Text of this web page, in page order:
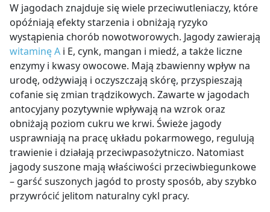
W jagodach znajduje się wiele przeciwutleniaczy, które
opóźniają efekty starzenia i obniżają ryzyko
wystąpienia chorób nowotworowych. Jagody zawierają
witaminę A i E, cynk, mangan i miedź, a także liczne
enzymy i kwasy owocowe. Mają zbawienny wpływ na
urodę, odżywiają i oczyszczają skórę, przyspieszają
cofanie się zmian trądzikowych. Zawarte w jagodach
antocyjany pozytywnie wpływają na wzrok oraz
obniżają poziom cukru we krwi. Świeże jagody
usprawniają na pracę układu pokarmowego, regulują
trawienie i działają przeciwpasożytniczo. Natomiast
jagody suszone mają właściwości przeciwbiegunkowe
– garść suszonych jagód to prosty sposób, aby szybko
przywrócić jelitom naturalny cykl pracy.